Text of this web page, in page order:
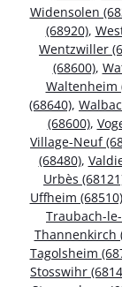
Widensolen
(68920),
Wentzwiller
(68600),
Waltenheim
(68640),
(68600),
Village-Neuf
(68480),
Urbès
Uffheim (68510)
Traubach-
Thannenkirch
Tagolsheim
Stosswihr